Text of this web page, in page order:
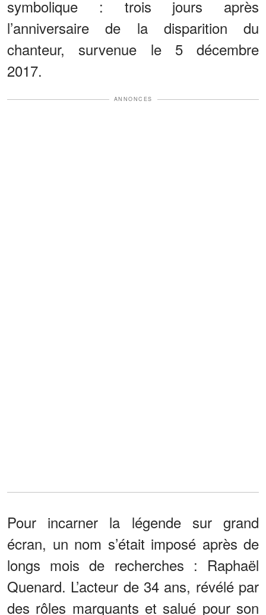
symbolique : trois jours après
l’anniversaire de la disparition du
chanteur, survenue le 5 décembre
2017.
ANNONCES
Pour incarner la légende sur grand
écran, un nom s’était imposé après de
longs mois de recherches : Raphaël
Quenard. L’acteur de 34 ans, révélé par
des rôles marquants et salué pour son